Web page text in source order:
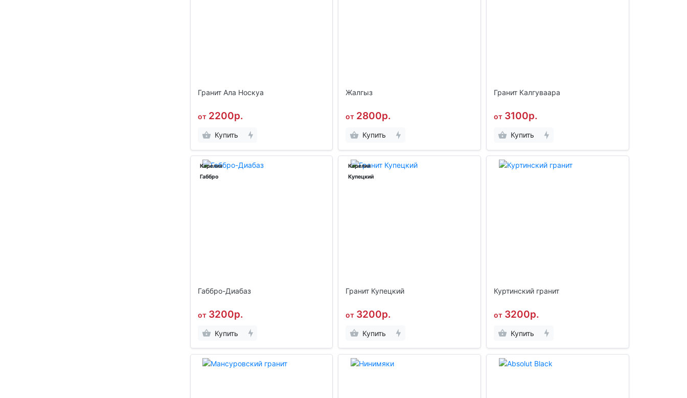
Гранит Ала Носкуа
от 2200р.
Купить
Жалгыз
от 2800р.
Купить
Гранит Калгуваара
от 3100р.
Купить
Карелия
Габбро
Габбро-Диабаз
от 3200р.
Купить
Карелия
Купецкий
Гранит Купецкий
от 3200р.
Купить
Куртинский гранит
от 3200р.
Купить